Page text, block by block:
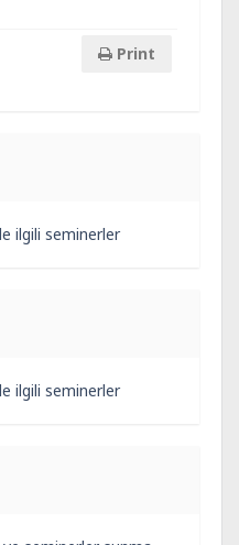
Print
ilgili seminerler
ilgili seminerler